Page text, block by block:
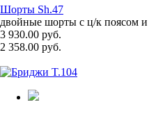
Шорты Sh.47
двойные шорты с ц/к поясом и
3 930.00 руб.
2 358.00 руб.